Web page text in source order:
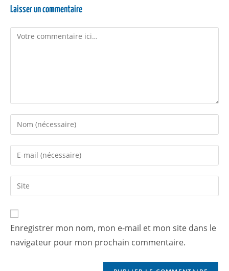
Laisser un commentaire
Enregistrer mon nom, mon e-mail et mon site dans le
navigateur pour mon prochain commentaire.